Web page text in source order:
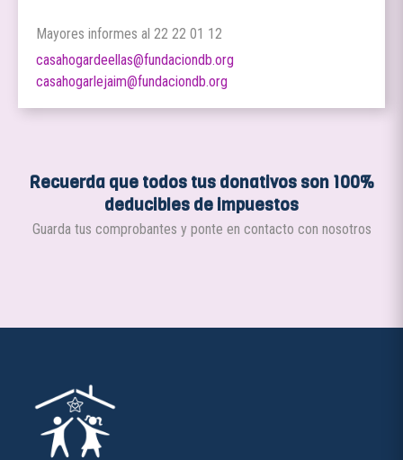
Mayores informes al 22 22 01 12
casahogardeellas@fundaciondb.org
casahogarlejaim@fundaciondb.org
Recuerda que todos tus donativos son 100%
deducibles de impuestos
Guarda tus comprobantes y ponte en contacto con nosotros